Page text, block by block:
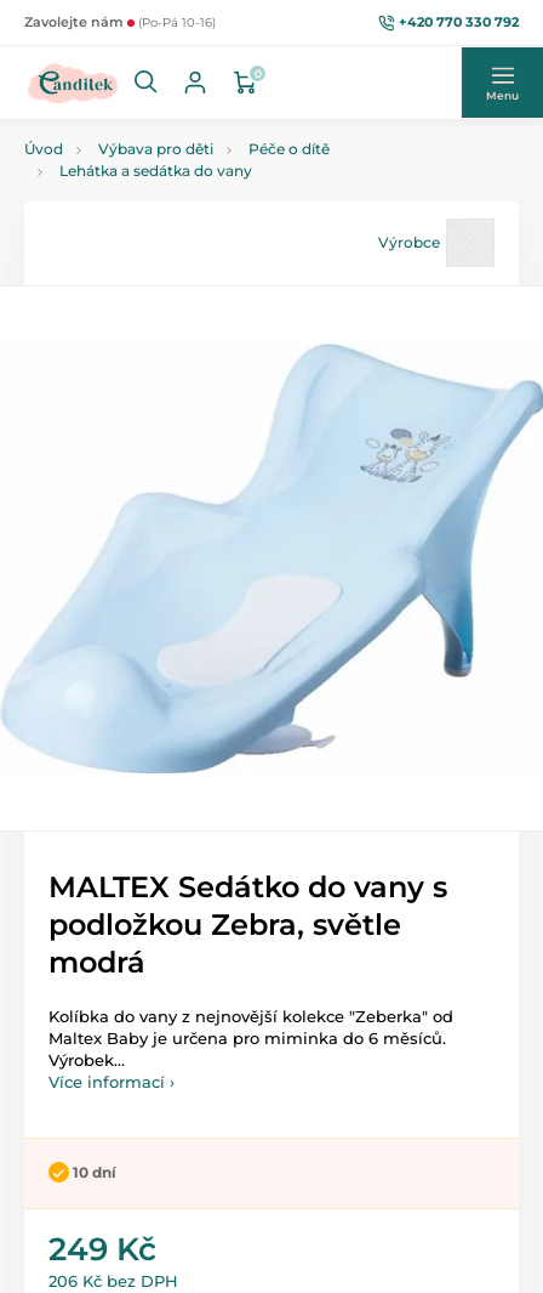
Zavolejte nám (Po-Pá 10-16) +420 770 330 792
0
Menu
Úvod Výbava pro děti
Péče o dítě
Lehátka a sedátka do vany
Výrobce
MALTEX Sedátko do vany s
podložkou Zebra, světle
modrá
Kolíbka do vany z nejnovější kolekce "Zeberka" od
Maltex Baby je určena pro miminka do 6 měsíců.
Výrobek...
Více informací ›
10 dní
249 Kč
206 Kč bez DPH